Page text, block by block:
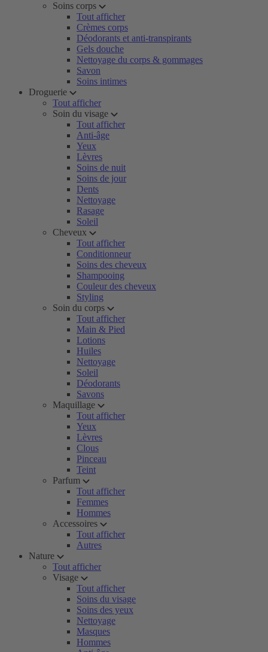
Soins corps
Tout afficher
Crèmes corps
Déodorants et anti-transpirants
Gels douche
Nettoyage du corps & gommages
Savon
Soins intimes
Droguerie
Tout afficher
Soin du visage
Tout afficher
Anti-âge
Yeux
Lèvres
Soins de nuit
Soins de jour
Dents
Nettoyage
Rasage
Soleil
Cheveux
Tout afficher
Conditionneur
Soins des cheveux
Shampooing
Couleur des cheveux
Styling
Soin du corps
Tout afficher
Main & Pied
Lotions
Huiles
Nettoyage
Soleil
Déodorants
Savons
Maquillage
Tout afficher
Yeux
Lèvres
Clous
Pinceau
Teint
Parfum
Tout afficher
Femmes
Hommes
Accessoires
Tout afficher
Autres
Nature
Tout afficher
Visage
Tout afficher
Soins du visage
Soins des yeux
Nettoyage
Masques
Hommes